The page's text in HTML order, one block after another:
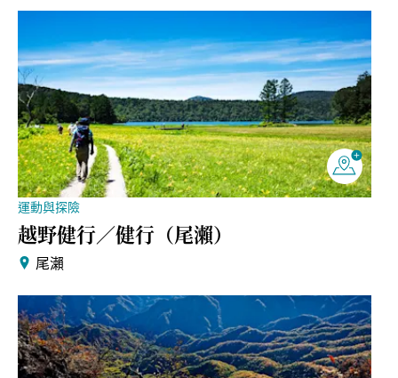
運動與探險
越野健行／健行（尾瀨）
尾瀨